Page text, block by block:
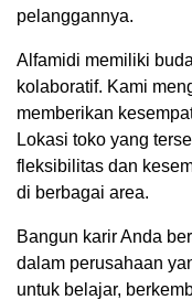
pelanggannya.
Alfamidi memiliki
kolaboratif. Kami
memberikan
Lokasi toko yang
fleksibilitas dan
di berbagai area.
Bangun karir Anda
dalam perusahaan
untuk belajar,